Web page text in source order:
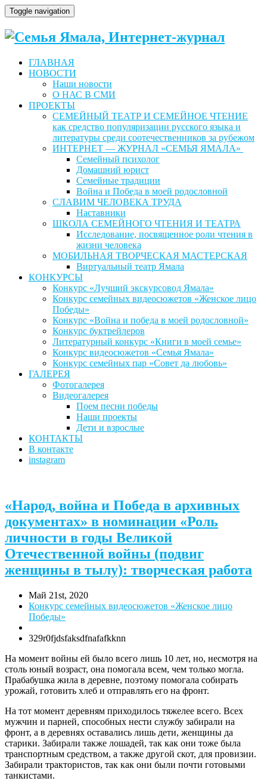
Toggle navigation
ГЛАВНАЯ
НОВОСТИ
Наши новости
О НАС В СМИ
ПРОЕКТЫ
СЕМЕЙНЫЙ ТЕАТР И СЕМЕЙНОЕ ЧТЕНИЕ
как средство популяризации русского языка и
литературы среди соотечественников за рубежом
ИНТЕРНЕТ — ЖУРНАЛ «СЕМЬЯ ЯМАЛА»
Семейный психолог
Домашний юрист
Семейные традиции
Война и Победа в моей родословной
СЛАВИМ ЧЕЛОВЕКА ТРУДА
Наставники
ШКОЛА СЕМЕЙНОГО ЧТЕНИЯ И ТЕАТРА
Исследование, посвященное роли чтения в
жизни человека
МОБИЛЬНАЯ ТВОРЧЕСКАЯ МАСТЕРСКАЯ
Виртуальный театр Ямала
КОНКУРСЫ
Конкурс «Лучший экскурсовод Ямала»
Конкурс семейных видеосюжетов «Женское лицо
Победы»
Конкурс «Война и победа в моей родословной»
Конкурс буктрейлеров
Литературный конкурс «Книги в моей семье»
Конкурс видеосюжетов «Семья Ямала»
Конкурс семейных пар «Совет да любовь»
ГАЛЕРЕЯ
Фотогалерея
Видеогалерея
Поем песни победы
Наши проекты
Дети и взрослые
КОНТАКТЫ
В контакте
instagram
«Народ, война и Победа в архивных
документах» в номинации «Роль
личности в годы Великой
Отечественной войны (подвиг
женщины в тылу): творческая работа
Май 21st, 2020
Конкурс семейных видеосюжетов «Женское лицо
Победы»
329r0fjdsfaksdfnafafkknn
На момент войны ей было всего лишь 10 лет, но, несмотря на
столь юный возраст, она помогала всем, чем только могла.
Прабабушка жила в деревне, поэтому помогала собирать
урожай, готовить хлеб и отправлять его на фронт.
На тот момент деревням приходилось тяжелее всего. Всех
мужчин и парней, способных нести службу забирали на
фронт, а в деревнях оставались лишь дети, женщины да
старики. Забирали также лошадей, так как они тоже была
транспортным средством, а также другой скот, для провизии.
Забирали трактористов, так как они были почти готовыми
танкистами.